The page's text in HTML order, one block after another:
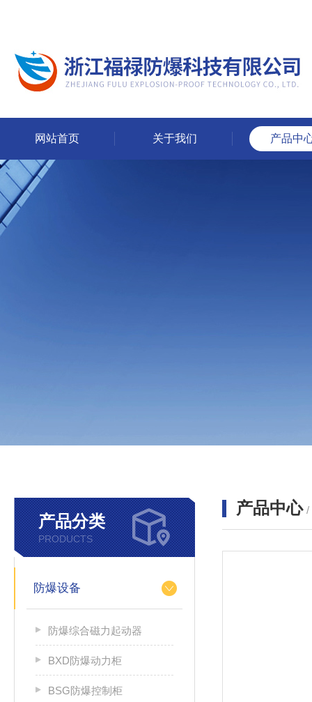
网站首页 关于我们 产品中
产品分类
PRODUCTS
防爆设备
防爆综合磁力起动器
BXD防爆动力柜
BSG防爆控制柜
产品中心 /